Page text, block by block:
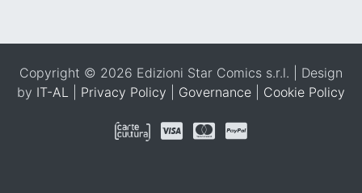
Copyright © 2026 Edizioni Star Comics s.r.l. | Design
by IT-AL Privacy Policy Governance Cookie Policy